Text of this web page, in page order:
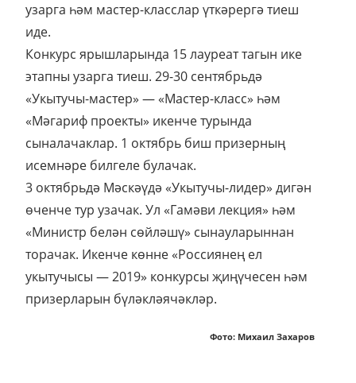
узарга һәм мастер-класслар үткәрергә тиеш
иде.
Конкурс ярышларында 15 лауреат тагын ике
этапны узарга тиеш. 29-30 сентябрьдә
«Укытучы-мастер» — «Мастер-класс» һәм
«Мәгариф проекты» икенче турында
сыналачаклар. 1 октябрь биш призерның
исемнәре билгеле булачак.
3 октябрьдә Мәскәүдә «Укытучы-лидер» дигән
өченче тур узачак. Ул «Гамәви лекция» һәм
«Министр белән сөйләшү» сынауларыннан
торачак. Икенче көнне «Россиянең ел
укытучысы — 2019» конкурсы җиңүчесен һәм
призерларын бүләкләячәкләр.
Фото: Михаил Захаров